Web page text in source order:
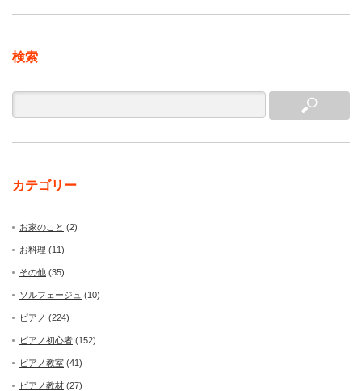
検索
カテゴリー
お家のこと (2)
お料理 (11)
その他 (35)
ソルフェージュ (10)
ピアノ (224)
ピアノ初心者 (152)
ピアノ教室 (41)
ピアノ教材 (27)